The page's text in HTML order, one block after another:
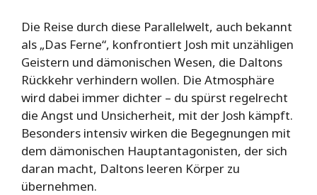
Die Reise durch diese Parallelwelt, auch bekannt
als „Das Ferne“, konfrontiert Josh mit unzähligen
Geistern und dämonischen Wesen, die Daltons
Rückkehr verhindern wollen. Die Atmosphäre
wird dabei immer dichter – du spürst regelrecht
die Angst und Unsicherheit, mit der Josh kämpft.
Besonders intensiv wirken die Begegnungen mit
dem dämonischen Hauptantagonisten, der sich
daran macht, Daltons leeren Körper zu
übernehmen.